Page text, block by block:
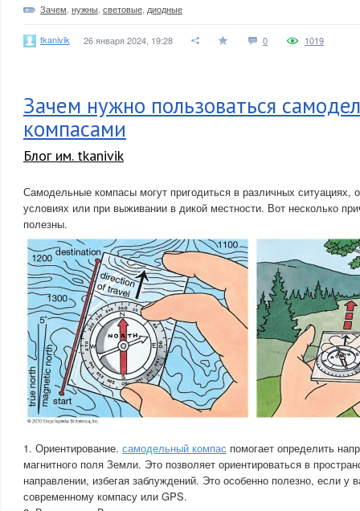
Зачем нужны световые диодные
tkanivik 26 января 2024, 19:28 0 1019
Зачем нужно пользоваться
компасами
Блог им. tkanivik
Самодельные компасы могут пригодиться в различных ситуациях,
условиях или при выживании в дикой местности. Вот несколько
полезны.
1. Ориентирование. самодельный компас помогает определить
магнитного поля Земли. Это позволяет ориентироваться в
направлении, избегая заблуждений. Это особенно полезно, если у
современному компасу или GPS.